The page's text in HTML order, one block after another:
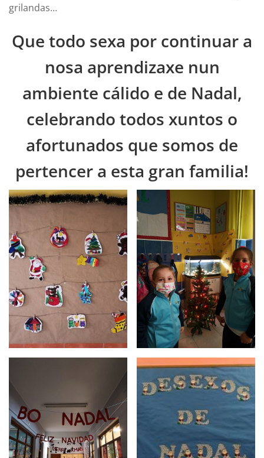
grilandas…
Que todo sexa por continuar a
nosa aprendizaxe nun
ambiente cálido e de Nadal,
celebrando todos xuntos o
afortunados que somos de
pertencer a esta gran familia!